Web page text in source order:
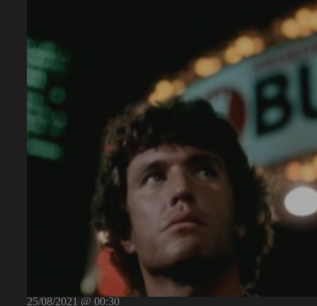
25/08/2021 @ 00:30